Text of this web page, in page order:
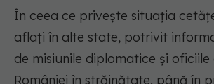
În ceea ce privește situația
aflați în alte state, potrivit
de misiunile diplomatice și oficiile
României în străinătate, până în